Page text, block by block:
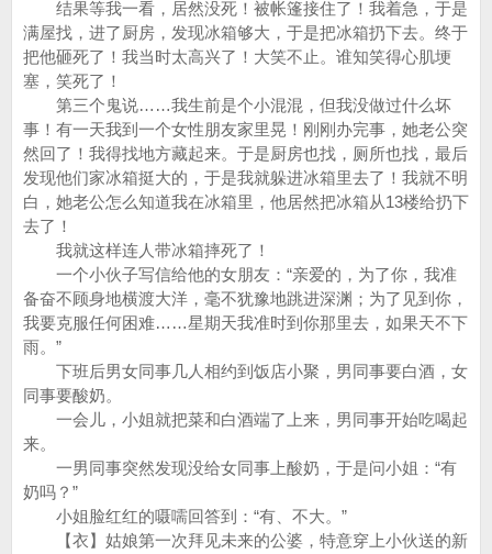
结果等我一看，居然没死！被帐篷接住了！我着急，于是
满屋找，进了厨房，发现冰箱够大，于是把冰箱扔下去。终于
把他砸死了！我当时太高兴了！大笑不止。谁知笑得心肌埂
塞，笑死了！
第三个鬼说……我生前是个小混混，但我没做过什么坏
事！有一天我到一个女性朋友家里晃！刚刚办完事，她老公突
然回了！我得找地方藏起来。于是厨房也找，厕所也找，最后
发现他们家冰箱挺大的，于是我就躲进冰箱里去了！我就不明
白，她老公怎么知道我在冰箱里，他居然把冰箱从13楼给扔下
去了！
我就这样连人带冰箱摔死了！
一个小伙子写信给他的女朋友：“亲爱的，为了你，我准
备奋不顾身地横渡大洋，毫不犹豫地跳进深渊；为了见到你，
我要克服任何困难……星期天我准时到你那里去，如果天不下
雨。”
下班后男女同事几人相约到饭店小聚，男同事要白酒，女
同事要酸奶。
一会儿，小姐就把菜和白酒端了上来，男同事开始吃喝起
来。
一男同事突然发现没给女同事上酸奶，于是问小姐：“有
奶吗？”
小姐脸红红的嗫嚅回答到：“有、不大。”
【衣】姑娘第一次拜见未来的公婆，特意穿上小伙送的新